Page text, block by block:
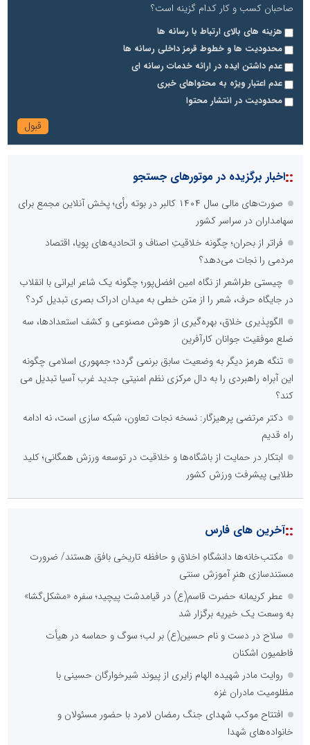
صاحبان کسب و کار کدام گزینه است؟
هزینه های بالای ارتباط با رسانه ها
محدودیت ها و خطوط قرمز داخلی رسانه ها
عدم داشتن ایده در ارائه خدمات رسانه ای
عدم اعتبار ویژه به محتواهای خبری
محدودیت در انتشار محتوا
::اخبار برگزیده در موتورهای جستجو
صورت‌های مالی سال ۱۴۰۴ کالبر در بوته رأی؛ پخش آنلاین مجمع برای
سهامداران در سراسر کشور
فراتر از بحران؛ چگونه خلاقیتِ اصناف و اتحادیه‌های پویا، اقتصاد
مردمی را نجات می‌دهد؟
چیستی طراشعر از نگاه امین افضل‌پور؛ چگونه یک شاعر ایرانی با انقلاب
در جایگاه حرف، شعر را از متن خطی به میدان ادراک بصری تبدیل کرد؟
الگوپذیری خلاق، بهره‌گیری از هوش مصنوعی و کشف استعدادها، سه
ضلع موفقیت جوانان کارآفرین
تنگه هرمز دیگر به وضعیت سابق برنمی گردد؛ جمهوری اسلامی چگونه
این آبراه راهبردی را به دال مرکزی نظم امنیتی جدید غرب آسیا تبدیل می
کند؟
دکتر مرتضی پرهیزگار: نسخه نجات تعاون، شبکه سازی است، نه ادامه
راه قدیم
ابتکار در حمایت از باشگاه‌ها و خلاقیت در توسعه ورزش همگانی؛ کلید
طلایی پیشرفت ورزش کشور
::آخرین های فارس
مکتب‌خانه‌ها دانشگاهِ اخلاق و حافظه تاریخی بافق هستند/ ضرورت
مستندسازی هنرِ آموزش سنتی
عطر کریمانه حضرت قاسم(ع) در قیامدشت پیچید؛ سفره «مشکل‌گشا»
به وسعت یک خیریه برگزار شد
سلاح در دست و نام حسین(ع) بر لب؛ سوگ و حماسه در هیأت
فاطمیون اشکنان
روایت مادر شهیده الهام زایری از پیوند شیرخوارگان حسینی با
مظلومیت مادران غزه
افتتاح موکب شهدای جنگ رمضان لامرد با حضور مسئولان و
خانواده‌های شهدا